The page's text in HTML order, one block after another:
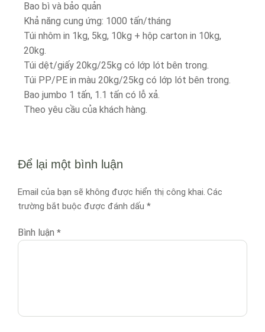
Bao bì và bảo quản
Khả năng cung ứng: 1000 tấn/tháng
Túi nhôm in 1kg, 5kg, 10kg + hộp carton in 10kg,
20kg.
Túi dệt/giấy 20kg/25kg có lớp lót bên trong.
Túi PP/PE in màu 20kg/25kg có lớp lót bên trong.
Bao jumbo 1 tấn, 1.1 tấn có lỗ xả.
Theo yêu cầu của khách hàng.
Để lại một bình luận
Email của bạn sẽ không được hiển thị công khai. Các
trường bắt buộc được đánh dấu *
Bình luận *